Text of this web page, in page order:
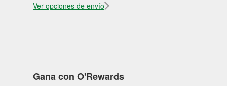
Ver opciones de envío
Gana con O'Rewards